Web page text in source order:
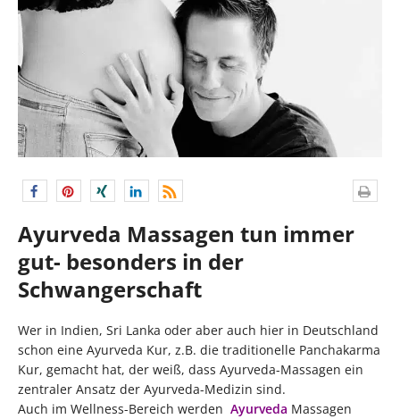
Ayurveda Massagen tun immer
gut- besonders in der
Schwangerschaft
Wer in Indien, Sri Lanka oder aber auch hier in Deutschland
schon eine Ayurveda Kur, z.B. die traditionelle Panchakarma
Kur, gemacht hat, der weiß, dass Ayurveda-Massagen ein
zentraler Ansatz der Ayurveda-Medizin sind.
Auch im Wellness-Bereich werden Ayurveda Massagen